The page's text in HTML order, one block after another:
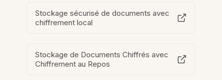
Stockage sécurisé de documents avec
chiffrement local
Stockage de Documents Chiffrés avec
Chiffrement au Repos